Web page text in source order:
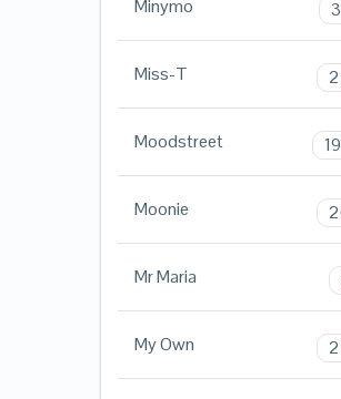
Minymo
Miss-T
Moodstreet
Moonie
Mr Maria
My Own